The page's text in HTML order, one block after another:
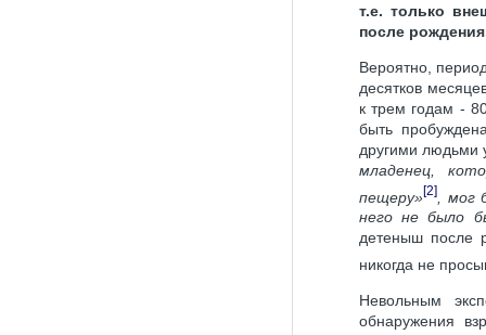
т.е. только
после
Вероятно,
десятков
к трем годам -
быть
другими людьми
младенец,
пещеру»[2]
, мог
него не было
детеныш после
никогда не
Невольным
обнаружения